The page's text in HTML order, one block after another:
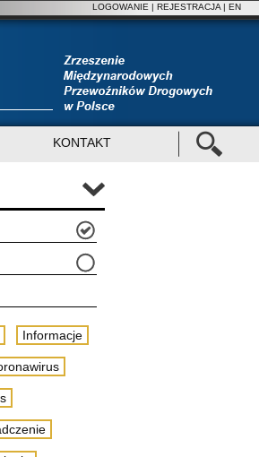
LOGOWANIE | REJESTRACJA | EN
KONTAKT
Informacje